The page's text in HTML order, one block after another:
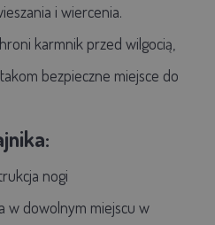
i wiercenia.
karmnik przed wilgocią,
bezpieczne miejsce do
nogi
w dowolnym miejscu w